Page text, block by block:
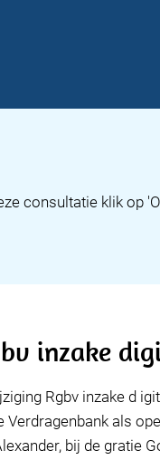
consultatie klik op
inzake
Rgbv inzake d
Verdragenbank als
bij de gratie